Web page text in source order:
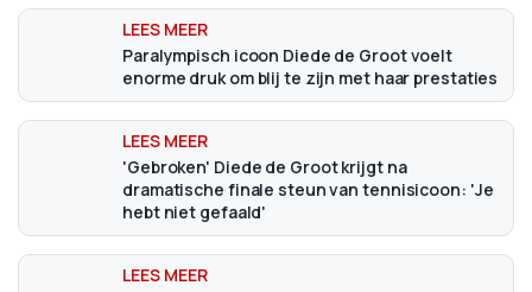
Paralympisch icoon Diede de Groot voelt
enorme druk om blij te zijn met haar prestaties
'Gebroken' Diede de Groot krijgt na
dramatische finale steun van tennisicoon: 'Je
hebt niet gefaald'